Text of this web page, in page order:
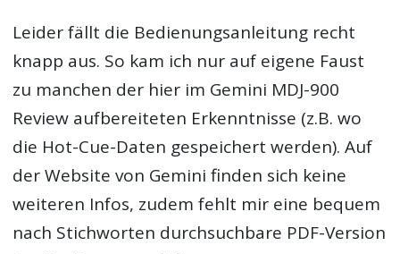
Leider fällt die Bedienungsanleitung recht
knapp aus. So kam ich nur auf eigene Faust
zu manchen der hier im Gemini MDJ-900
Review aufbereiteten Erkenntnisse (z.B. wo
die Hot-Cue-Daten gespeichert werden). Auf
der Website von Gemini finden sich keine
weiteren Infos, zudem fehlt mir eine bequem
nach Stichworten durchsuchbare PDF-Version